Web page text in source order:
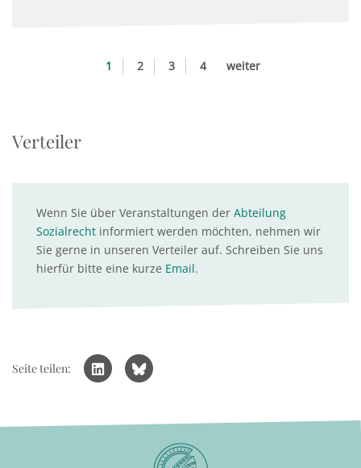
1 2 3 4 weiter
Verteiler
Wenn Sie über Veranstaltungen der Abteilung
Sozialrecht informiert werden möchten, nehmen wir
Sie gerne in unseren Verteiler auf. Schreiben Sie uns
hierfür bitte eine kurze Email.
Seite teilen: